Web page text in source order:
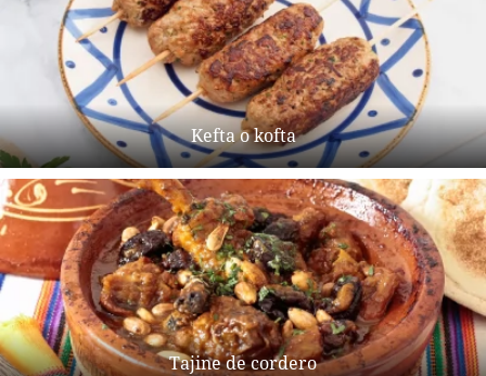
Kefta o kofta
Tajine de cordero